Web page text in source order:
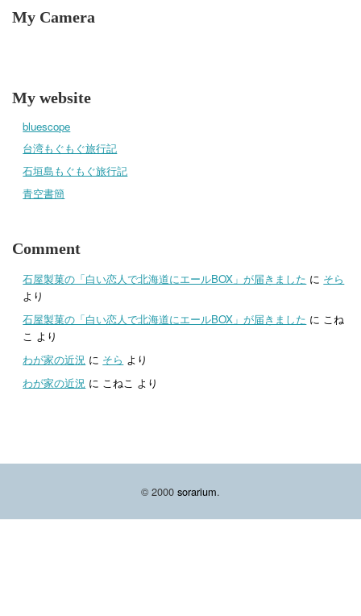
My Camera
My website
bluescope
台湾もぐもぐ旅行記
石垣島もぐもぐ旅行記
青空書簡
Comment
石屋製菓の「白い恋人で北海道にエールBOX」が届きました に そら
より
石屋製菓の「白い恋人で北海道にエールBOX」が届きました に こね
こ より
わが家の近況 に そら より
わが家の近況 に こねこ より
© 2000 sorarium.